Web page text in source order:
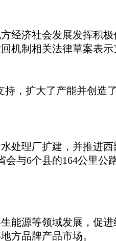
经济社会发展发挥积
机制相关法律草案表示
，扩大了产能并创造
处理厂扩建，并推进
与6个县的164公里公
能源等领域发展，促
方品牌产品市场。